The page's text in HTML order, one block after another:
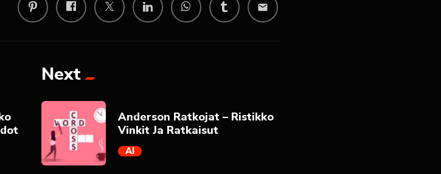
email
Next
Anderson Ratkojat – Ristikko
Vinkit Ja Ratkaisut
AI